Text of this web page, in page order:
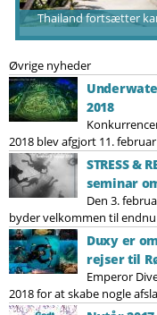
Thailand fortsætter
Øvrige nyheder
2018
2018 blev afgjort 11.
STRESS &
seminar
Den 3.
byder velkommen til
Duxy er
rejser til
Emperor
2018 for at skabe nogle